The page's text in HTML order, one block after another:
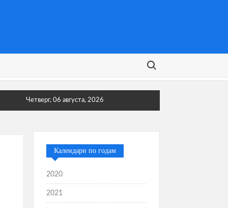
Поиск:
Четверг, 06 августа, 2026
Календари по годам
2020
2021